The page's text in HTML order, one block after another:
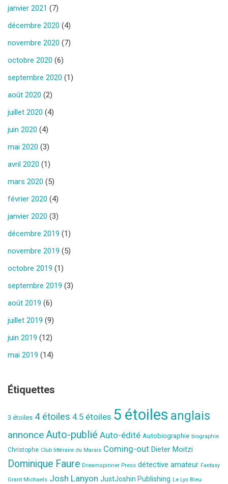
janvier 2021 (7)
décembre 2020 (4)
novembre 2020 (7)
octobre 2020 (6)
septembre 2020 (1)
août 2020 (2)
juillet 2020 (4)
juin 2020 (4)
mai 2020 (3)
avril 2020 (1)
mars 2020 (5)
février 2020 (4)
janvier 2020 (3)
décembre 2019 (1)
novembre 2019 (5)
octobre 2019 (1)
septembre 2019 (3)
août 2019 (6)
juillet 2019 (9)
juin 2019 (12)
mai 2019 (14)
Étiquettes
3 étoiles 4 étoiles 4.5 étoiles 5 étoiles anglais
annonce Auto-publié Auto-édité Autobiographie biographie
Christophe Club littéraire du Marais Coming-out Dieter Moitzi
Dominique Faure Dreamspinner Press détective amateur Fantasy
Grant Michaels Josh Lanyon JustJoshin Publishing Le Lys Bleu